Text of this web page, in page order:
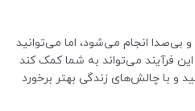
بی‌صدا انجام می‌شود، اما می‌توانید
فرآیند می‌تواند به شما کمک کند
و با چالش‌های زندگی بهتر برخورد